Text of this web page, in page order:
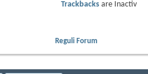
Trackbacksare
Inactiv
Reguli Forum